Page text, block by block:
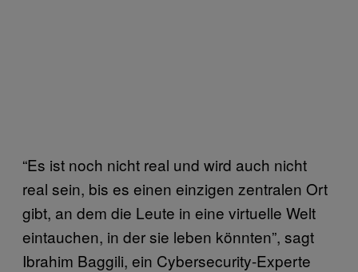
“Es ist noch nicht real und wird auch nicht
real sein, bis es einen einzigen zentralen Ort
gibt, an dem die Leute in eine virtuelle Welt
eintauchen, in der sie leben könnten”, sagt
Ibrahim Baggili, ein Cybersecurity-Experte